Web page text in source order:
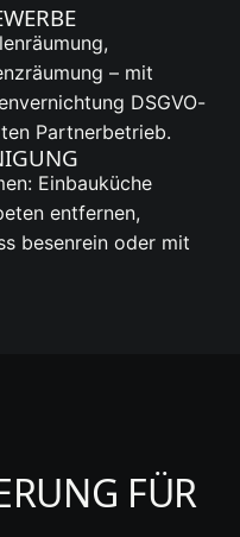
– mit
DSGVO-
Partnerbetrieb.
Einbauküche
entfernen,
besenrein oder mit
FÜR